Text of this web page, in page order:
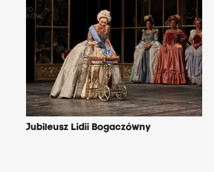
Jubileusz Lidii Bogaczówny